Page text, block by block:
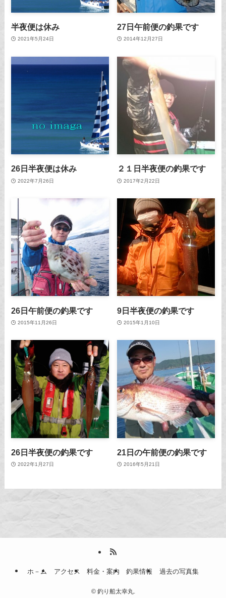
半夜便は休み
2021年5月24日
27日午前便の釣果です
2014年12月27日
26日半夜便は休み
2022年7月26日
２１日半夜便の釣果です
2017年2月22日
26日午前便の釣果です
2015年11月26日
9日半夜便の釣果です
2015年1月10日
26日半夜便の釣果です
2022年1月27日
21日の午前便の釣果です
2016年5月21日
ホ－ム アクセス 料金・案内 釣果情報 過去の写真集
©釣り船太幸丸.